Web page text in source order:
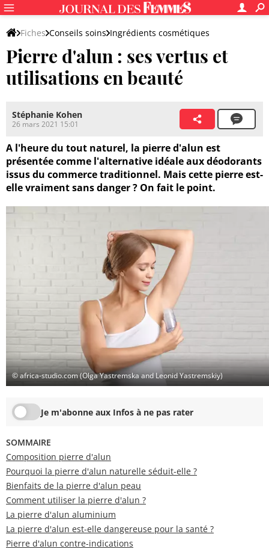
Fiches Conseils soins Ingrédients cosmétiques
Ingrédients cosmétiques naturels
Pierre d'alun : ses vertus et
utilisations en beauté
Stéphanie Kohen
26 mars 2021 15:01
A l'heure du tout naturel, la pierre d'alun est
présentée comme l'alternative idéale aux déodorants
issus du commerce traditionnel. Mais cette pierre est-
elle vraiment sans danger ? On fait le point.
© africa-studio.com (Olga Yastremska and Leonid Yastremskiy)
Je m'abonne aux Infos à ne pas rater
SOMMAIRE
Composition pierre d'alun
Pourquoi la pierre d'alun naturelle séduit-elle ?
Bienfaits de la pierre d'alun peau
Comment utiliser la pierre d'alun ?
La pierre d'alun aluminium
La pierre d'alun est-elle dangereuse pour la santé ?
Pierre d'alun contre-indications